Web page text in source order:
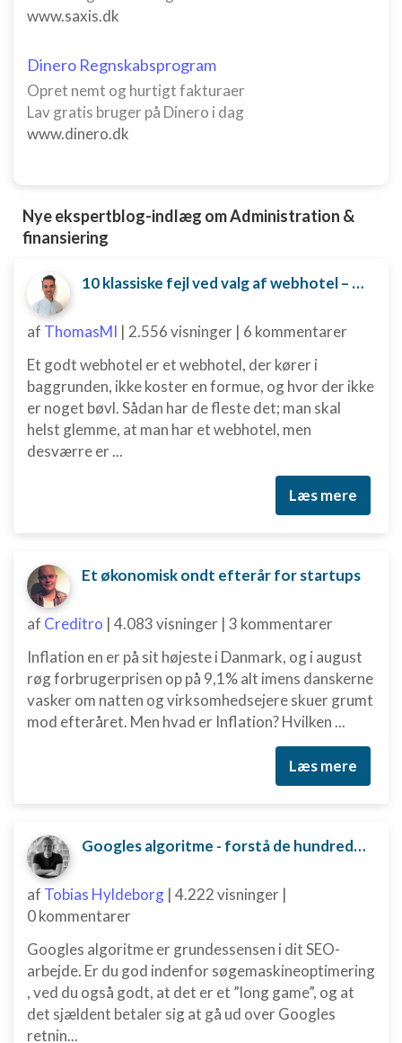
www.saxis.dk
Dinero Regnskabsprogram
Opret nemt og hurtigt fakturaer
Lav gratis bruger på Dinero i dag
www.dinero.dk
Nye ekspertblog-indlæg om Administration &
finansiering
10 klassiske fejl ved valg af webhotel – og hvordan du undgår dem
af ThomasMI | 2.556 visninger | 6 kommentarer
Et godt webhotel er et webhotel, der kører i
baggrunden, ikke koster en formue, og hvor der ikke
er noget bøvl. Sådan har de fleste det; man skal
helst glemme, at man har et webhotel, men
desværre er ...
Læs mere
Et økonomisk ondt efterår for startups
af Creditro | 4.083 visninger | 3 kommentarer
Inflation en er på sit højeste i Danmark, og i august
røg forbrugerprisen op på 9,1% alt imens danskerne
vasker om natten og virksomhedsejere skuer grumt
mod efteråret. Men hvad er Inflation? Hvilken ...
Læs mere
Googles algoritme - forstå de hundredvis af parametre bag
af Tobias Hyldeborg | 4.222 visninger |
0 kommentarer
Googles algoritme er grundessensen i dit SEO-
arbejde. Er du god indenfor søgemaskineoptimering
, ved du også godt, at det er et ”long game”, og at
det sjældent betaler sig at gå ud over Googles
retnin...
Funktionel